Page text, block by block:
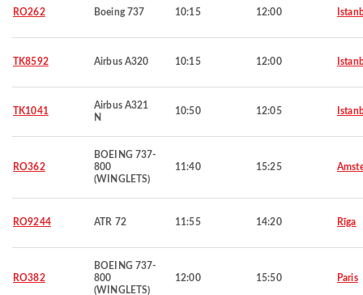
RO262 Boeing 737 10:15 12:00
TK8592 Airbus A320 10:15 12:00
TK1041
Airbus A321
N
10:50 12:05
RO362
BOEING 737-
800
(WINGLETS)
11:40 15:25
RO9244 ATR 72 11:55 14:20 Rīga
RO382
BOEING 737-
800
(WINGLETS)
12:00 15:50 Paris